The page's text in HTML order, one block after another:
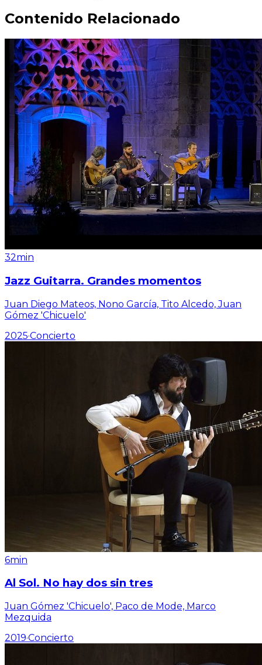
Contenido Relacionado
32min
Jazz Guitarra. Grandes momentos
Juan Diego Mateos, Nono García, Tito Alcedo, Juan
Gómez 'Chicuelo'
2025·Concierto
6min
Al Sol. No hay dos sin tres
Juan Gómez 'Chicuelo', Paco de Mode, Marco
Mezquida
2019·Concierto